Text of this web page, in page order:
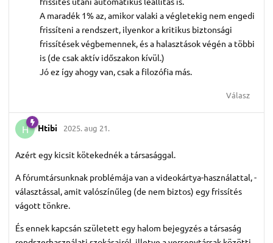
A maradék 1% az, amikor valaki a végletekig nem engedi
frissíteni a rendszert, ilyenkor a kritikus biztonsági
frissítések végbemennek, és a halasztások végén a többi
is (de csak aktív időszakon kívül.)
Jó ez így ahogy van, csak a filozófia más.
Válasz
H Htibi 2025. aug 21.
Azért egy kicsit kötekednék a társasággal.
A fórumtársunknak problémája van a videokártya-használattal, -
választással, amit valószínűleg (de nem biztos) egy frissítés
vágott tönkre.
És ennek kapcsán született egy halom bejegyzés a társaság